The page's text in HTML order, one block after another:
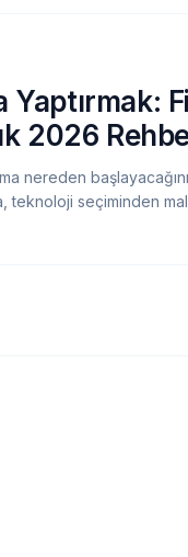
Yaptırmak:
2026
nereden
teknoloji seçiminden